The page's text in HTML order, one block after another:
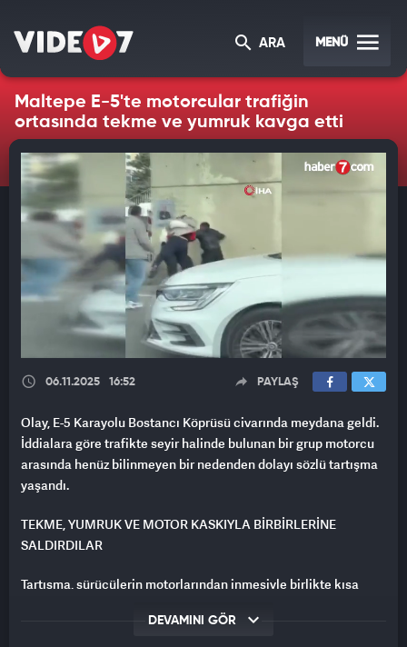
ARA MENÜ
Maltepe E-5'te motorcular trafiğin
ortasında tekme ve yumruk kavga etti
06.11.2025 16:52 PAYLAŞ
Olay, E-5 Karayolu Bostancı Köprüsü civarında meydana geldi.
İddialara göre trafikte seyir halinde bulunan bir grup motorcu
arasında henüz bilinmeyen bir nedenden dolayı sözlü tartışma
yaşandı.
TEKME, YUMRUK VE MOTOR KASKIYLA BİRBİRLERİNE
SALDIRDILAR
Tartışma, sürücülerin motorlarından inmesiyle birlikte kısa
ve yumrukların havada uçuştuğu kavgada bir motorcunun
DEVAMINI GÖR